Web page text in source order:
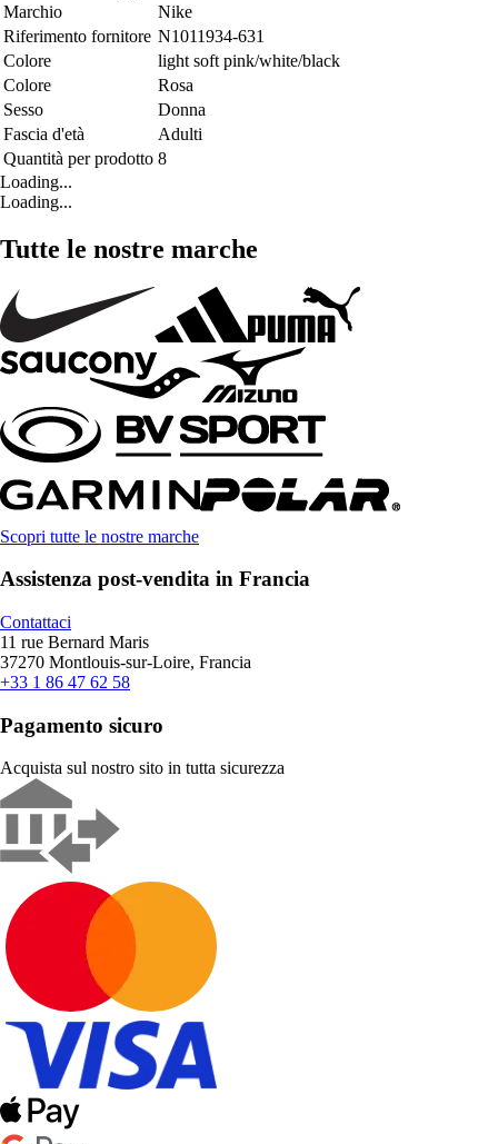
Marchio
Nike
Riferimento fornitore N1011934-631
Colore
light soft pink/white/black
Colore
Rosa
Sesso
Donna
Fascia d'età
Adulti
Quantità per prodotto 8
Loading...
Loading...
Tutte le nostre marche
Scopri tutte le nostre marche
Assistenza post-vendita in Francia
Contattaci
11 rue Bernard Maris
37270 Montlouis-sur-Loire, Francia
+33 1 86 47 62 58
Pagamento sicuro
Acquista sul nostro sito in tutta sicurezza